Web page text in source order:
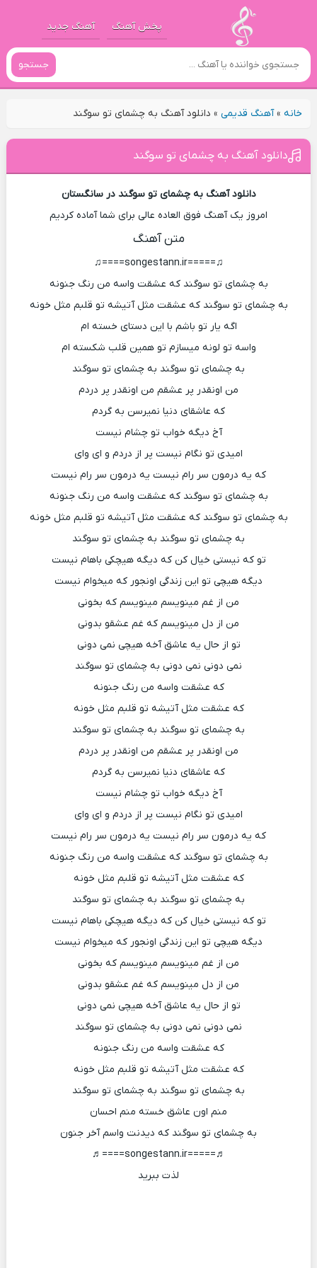
پخش آهنگ آهنگ جدید
جستجو
خانه»آهنگ قدیمی» دانلود آهنگ به چشمای تو سوگند
دانلود آهنگ به چشمای تو سوگند
دانلود آهنگ به چشمای تو سوگند در سانگستان
امروز یک آهنگ فوق العاده عالی برای شما آماده کردیم
متن آهنگ
♫=====songestann.ir====♫
به چشمای تو سوگند که عشقت واسه من رنگ جنونه
به چشمای تو سوگند که عشقت مثل آتیشه تو قلبم مثل خونه
اگه یار تو باشم با این دستای خسته ام
واسه تو لونه میسازم تو همین قلب شکسته ام
به چشمای تو سوگند به چشمای تو سوگند
من اونقدر پر عشقم من اونقدر پر دردم
که عاشقای دنیا نمیرسن به گردم
آخ دیگه خواب تو چشام نیست
امیدی تو نگام نیست پر از دردم و ای وای
که یه درمون سر رام نیست یه درمون سر رام نیست
به چشمای تو سوگند که عشقت واسه من رنگ جنونه
به چشمای تو سوگند که عشقت مثل آتیشه تو قلبم مثل خونه
به چشمای تو سوگند به چشمای تو سوگند
تو که نیستی خیال کن که دیگه هیچکی باهام نیست
دیگه هیچی تو این زندگی اونجور که میخوام نیست
من از غم مینویسم مینویسم که بخونی
من از دل مینویسم که غم عشقو بدونی
تو از حال یه عاشق آخه هیچی نمی دونی
نمی دونی نمی دونی به چشمای تو سوگند
که عشقت واسه من رنگ جنونه
که عشقت مثل آتیشه تو قلبم مثل خونه
به چشمای تو سوگند به چشمای تو سوگند
من اونقدر پر عشقم من اونقدر پر دردم
که عاشقای دنیا نمیرسن به گردم
آخ دیگه خواب تو چشام نیست
امیدی تو نگام نیست پر از دردم و ای وای
که یه درمون سر رام نیست یه درمون سر رام نیست
به چشمای تو سوگند که عشقت واسه من رنگ جنونه
که عشقت مثل آتیشه تو قلبم مثل خونه
به چشمای تو سوگند به چشمای تو سوگند
تو که نیستی خیال کن که دیگه هیچکی باهام نیست
دیگه هیچی تو این زندگی اونجور که میخوام نیست
من از غم مینویسم مینویسم که بخونی
من از دل مینویسم که غم عشقو بدونی
تو از حال یه عاشق آخه هیچی نمی دونی
نمی دونی نمی دونی به چشمای تو سوگند
که عشقت واسه من رنگ جنونه
که عشقت مثل آتیشه تو قلبم مثل خونه
به چشمای تو سوگند به چشمای تو سوگند
منم اون عاشق خسته منم احسان
به چشمای تو سوگند که دیدنت واسم آخر جنون
♬=====songestann.ir====♬
لذت ببرید